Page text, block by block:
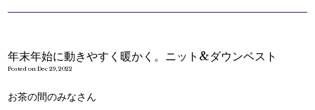
年末年始に動きやすく暖かく。ニット&ダウンベスト
Posted on Dec 29, 2022
お茶の間のみなさん